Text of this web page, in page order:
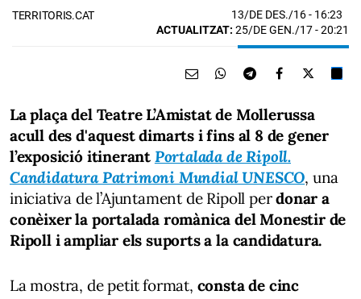
TERRITORIS.CAT 13/DE DES./16- 16:23
ACTUALITZAT: 25/DE GEN./17 - 20:21
La plaça del Teatre L’Amistat de Mollerussa
acull des d'aquest dimarts i fins al 8 de gener
l’exposició itinerant Portalada de Ripoll.
Candidatura Patrimoni Mundial UNESCO, una
iniciativa de l’Ajuntament de Ripoll perdonar a
conèixer la portalada romànica del Monestir de
Ripoll i ampliar els suports a la candidatura.
La mostra, de petit format, consta de cinc